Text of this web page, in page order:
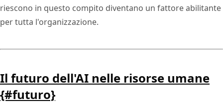
riescono in questo compito diventano un fattore abilitante
per tutta l'organizzazione.
Il futuro dell'AI nelle risorse umane
{#futuro}